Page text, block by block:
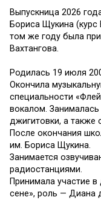
Выпускница 2026
Бориса Щукина
том же году была
Вахтангова.
Родилась 19 июля
Окончила
специальности
вокалом.
джигитовки, а также
После окончания
им. Бориса Щукина.
Занимается
радиостанциями.
Принимала участие
сене», роль — Диана